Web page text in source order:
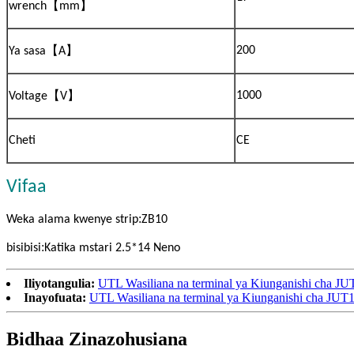
wrench 【 mm 】
Ya sasa 【A】 200
Voltage 【V】 1000
Cheti CE
Vifaa
Weka alama kwenye strip:ZB10
bisibisi:Katika mstari 2.5*14 Neno
Iliyotangulia: UTL Wasiliana na terminal ya Kiunganishi cha
Inayofuata: UTL Wasiliana na terminal ya Kiunganishi cha
Bidhaa Zinazohusiana